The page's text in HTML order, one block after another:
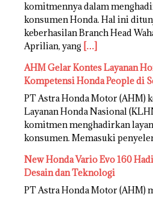
komitmennya dalam
konsumen Honda. Hal ini
keberhasilan Branch Head
Aprilian, yang […]
AHM Gelar Kontes Layanan
Kompetensi Honda People di
PT Astra Honda Motor (AHM)
Layanan Honda Nasional
komitmen menghadirkan
konsumen. Memasuki
New Honda Vario Evo 160
Desain dan Teknologi
PT Astra Honda Motor (AHM)